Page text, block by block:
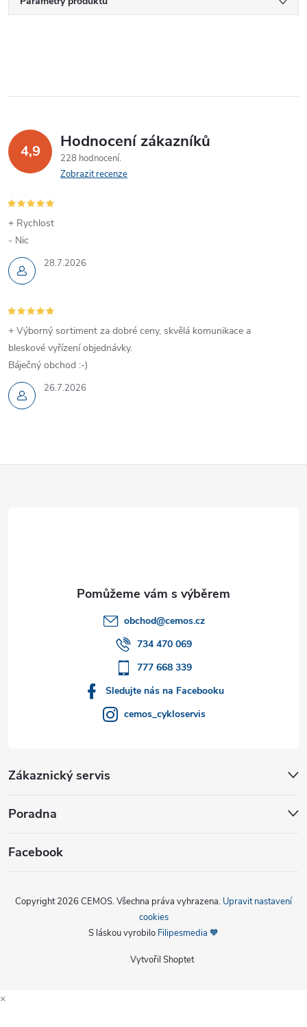
4,9 Hodnocení zákazníků
228 hodnocení
Zobrazit recenze
28.7.2026
+ Rychlost
- Nic
26.7.2026
+ Výborný sortiment za dobré ceny, skvělá komunikace a
bleskové vyřízení objednávky.
Báječný obchod :-)
obchod@cemos.cz
734 470 069
777 668 339
Sledujte nás na Facebooku
cemos_cykloservis
Zákaznický servis
Poradna
Facebook
Vytvořil Shoptet
Copyright 2026 CEMOS. Všechna práva vyhrazena. Upravit nastavení
cookies
S láskou vyrobilo Filipesmedia 🧡
×